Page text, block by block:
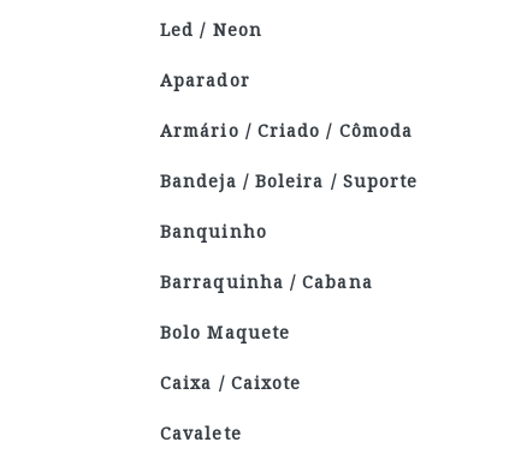
Led / Neon
Aparador
Armário / Criado / Cômoda
Bandeja / Boleira / Suporte
Banquinho
Barraquinha / Cabana
Bolo Maquete
Caixa / Caixote
Cavalete